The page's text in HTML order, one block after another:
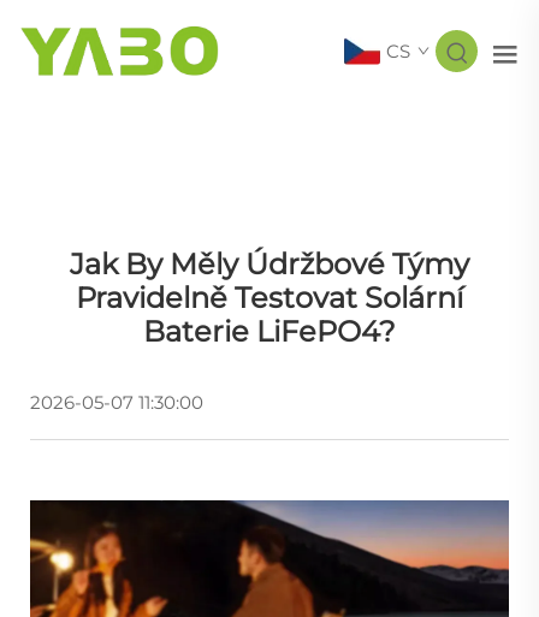
CS
Jak By Měly Údržbové Týmy
Pravidelně Testovat Solární
Baterie LiFePO4?
2026-05-07 11:30:00